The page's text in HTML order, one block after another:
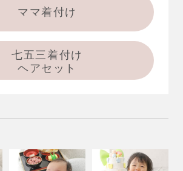
ママ着付け
七五三着付け
ヘアセット